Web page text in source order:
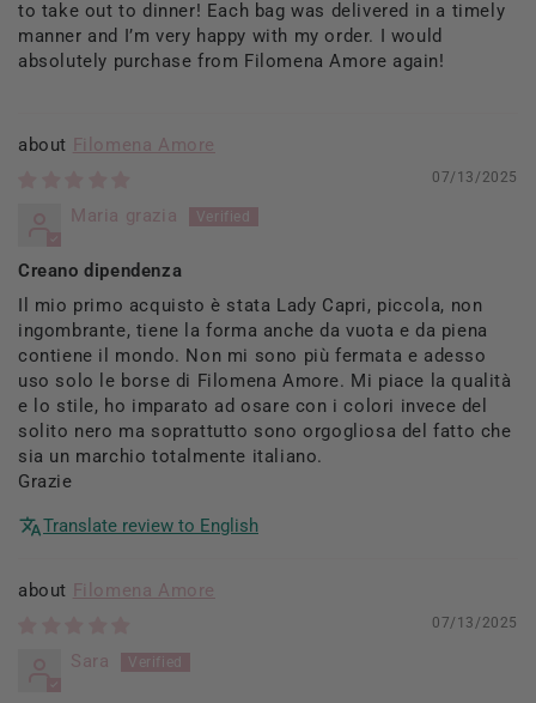
to take out to dinner! Each bag was delivered in a timely
manner and I’m very happy with my order. I would
absolutely purchase from Filomena Amore again!
Filomena Amore
07/13/2025
Maria grazia
Creano dipendenza
Il mio primo acquisto è stata Lady Capri, piccola, non
ingombrante, tiene la forma anche da vuota e da piena
contiene il mondo. Non mi sono più fermata e adesso
uso solo le borse di Filomena Amore. Mi piace la qualità
e lo stile, ho imparato ad osare con i colori invece del
solito nero ma soprattutto sono orgogliosa del fatto che
sia un marchio totalmente italiano.
Grazie
Translate review to English
Filomena Amore
07/13/2025
Sara